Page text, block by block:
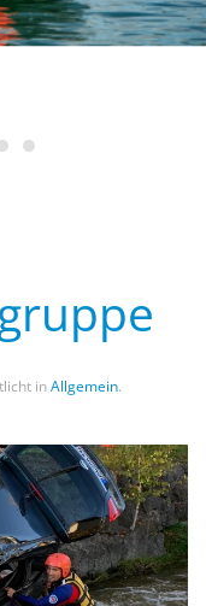
Marktoberdorf
inAllgemein.